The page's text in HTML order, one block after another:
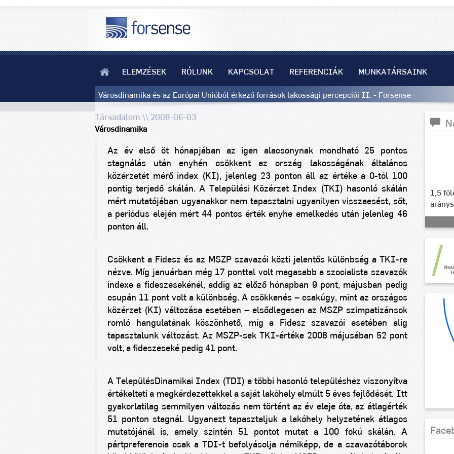
ELEMZÉSEK RÓLUNK KAPCSOLAT REFERENCIÁK MUNKATÁRSAINK
Városdinamika és az Európai Unióból érkező források lakossági percepciói II. - Forsense
Társadalom \\ 2008-06-03
Városdinamika
Az év első öt hónapjában az igen alacsonynak mondható 25 pontos
stagnálás után enyhén csökkent az ország lakosságának általános
közérzetét mérő index (KI), jelenleg 23 ponton áll az értéke a 0-tól 100
pontig terjedő skálán. A Települési Közérzet Index (TKI) hasonló skálán
mért mutatójában ugyanakkor nem tapasztalni ugyanilyen visszaesést, sőt,
a periódus elején mért 44 pontos érték enyhe emelkedés után jelenleg 46
ponton áll.
Csökkent a Fidesz és az MSZP szavazói közti jelentős különbség a TKI-re
nézve. Míg januárban még 17 ponttal volt magasabb a szocialista szavazók
indexe a fideszesekénél, addig az előző hónapban 9 pont, májusban pedig
csupán 11 pont volt a különbség. A csökkenés – csakúgy, mint az országos
közérzet (KI) változása esetében – elsődlegesen az MSZP szimpatizánsok
romló hangulatának köszönhető, míg a Fidesz szavazói esetében alig
tapasztalunk változást. Az MSZP-sek TKI-értéke 2008 májusában 52 pont
volt, a fideszeseké pedig 41 pont.
A TelepülésDinamikai Index (TDI) a többi hasonló településhez viszonyítva
értékelteti a megkérdezettekkel a saját lakóhely elmúlt 5 éves fejlődését. Itt
gyakorlatilag semmilyen változás nem történt az év eleje óta, az átlagérték
51 ponton stagnál. Ugyanezt tapasztaljuk a lakóhely helyzetének átlagos
mutatójánál is, amely szintén 51 pontot mutat a 100 fokú skálán. A
pártpreferencia csak a TDI-t befolyásolja némiképp, de a szavazótáborok
1,5